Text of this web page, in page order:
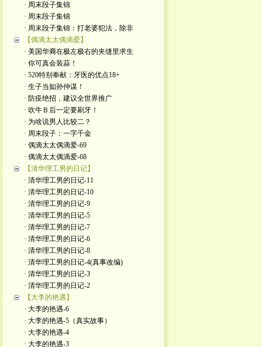
· 周末段子集锦
· 周末段子集锦
· 周末段子集锦：打老婆犯法，除非
【偶滴太太偶滴爱】
· 美国华裔在极左极右的夹缝里求生
· 你可真会装蒜！
· 520特别奉献：牙医的优点18+
· 生子当如孙仲谋！
· 防疫绝招，建议全世界推广
· 吹牛Ｂ后一定要刷牙！
· 为啥说男人比较二？
· 周末段子：一字千金
· 偶滴太太偶滴爱-69
· 偶滴太太偶滴爱-68
【清华理工男的日记】
· 清华理工男的日记-11
· 清华理工男的日记-10
· 清华理工男的日记-9
· 清华理工男的日记-5
· 清华理工男的日记-7
· 清华理工男的日记-6
· 清华理工男的日记-8
· 清华理工男的日记-4(真事改编)
· 清华理工男的日记-3
· 清华理工男的日记-2
【大李的艳遇】
· 大李的艳遇-6
· 大李的艳遇-5（真实故事）
· 大李的艳遇-4
· 大李的艳遇-3